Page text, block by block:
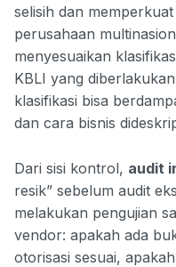
selisih dan
perusahaan
menyesuaikan
KBLI yang
klasifikasi bisa
dan cara bisnis
Dari sisi kontrol, audit
resik” sebelum audit
melakukan pengujian
vendor: apakah ada
otorisasi sesuai,